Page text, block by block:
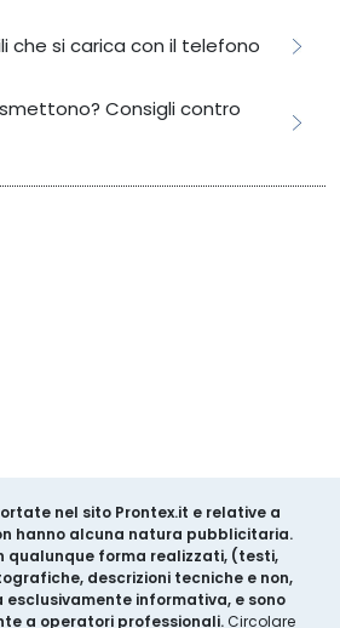
che si carica con il telefono
Consigli contro
nel sito Prontex.it e relative a
hanno alcuna natura pubblicitaria.
qualunque forma realizzati, (testi,
descrizioni tecniche e non,
esclusivamente informativa, e sono
a operatori professionali.Circolare